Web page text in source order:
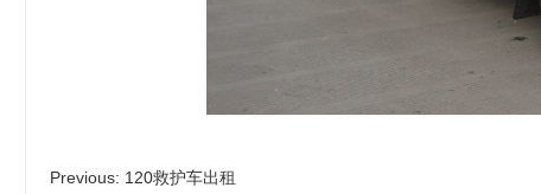
Previous: 120救护车出租